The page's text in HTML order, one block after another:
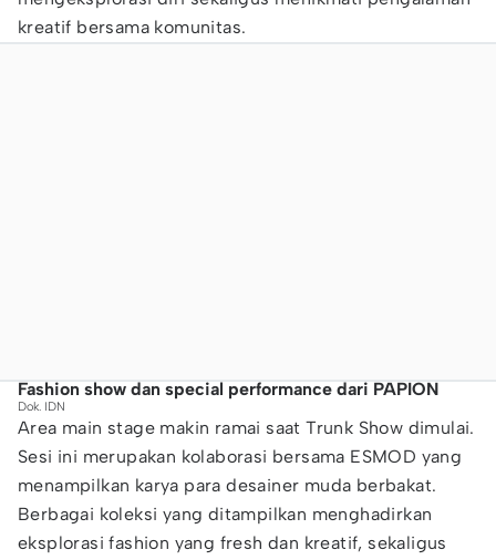
kreatif bersama komunitas.
Fashion show dan special performance dari PAPION
Dok. IDN
Area main stage makin ramai saat Trunk Show dimulai.
Sesi ini merupakan kolaborasi bersama ESMOD yang
menampilkan karya para desainer muda berbakat.
Berbagai koleksi yang ditampilkan menghadirkan
eksplorasi fashion yang fresh dan kreatif, sekaligus